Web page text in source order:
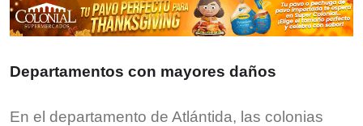
Departamentos con mayores daños
En el departamento de Atlántida, las colonias